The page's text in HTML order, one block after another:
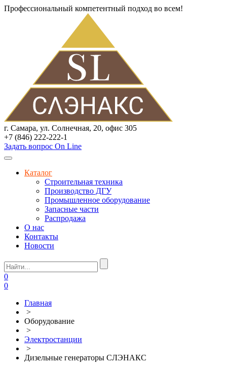
Профессиональный компетентный подход во всем!
г. Самара, ул. Солнечная, 20, офис 305
+7 (846) 222-222-1
Задать вопрос On Line
Каталог
Строительная техника
Производство ДГУ
Промышленное оборудование
Запасные части
Распродажа
О нас
Контакты
Новости
0
0
Главная
>
Оборудование
>
Электростанции
>
Дизельные генераторы СЛЭНАКС